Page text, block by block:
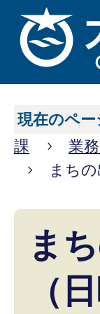
現在のペー
課
業
まち
ま
（